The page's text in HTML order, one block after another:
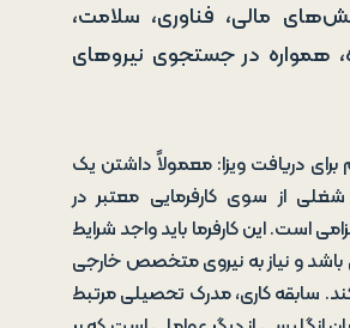
مالی، فناوری، سلامت،
همواره در جستجوی نیروهای
برای دریافت ویزا: معمولاً داشتن یک
از سوی کارفرمایی معتبر در
است. این کارفرما باید واجد شرایط
باشد و نیاز به نیروی متخصص خارجی
سابقه کاری، مدرک تحصیلی مرتبط